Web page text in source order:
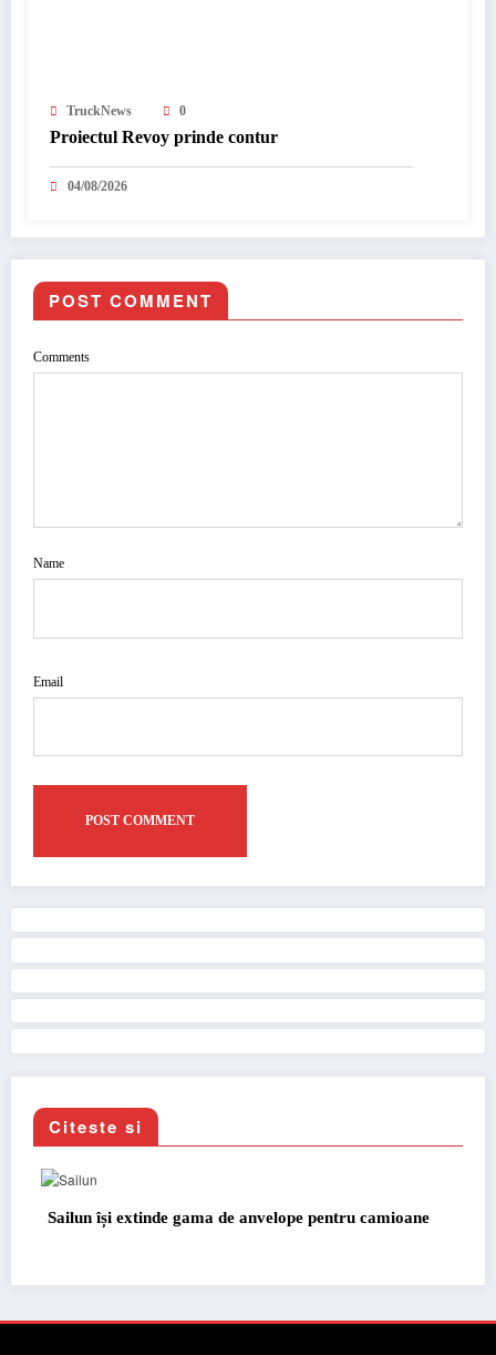
TruckNews 0
Proiectul Revoy prinde contur
04/08/2026
POST COMMENT
Comments
Name
Email
Citeste si
își extinde gama de anvelope pentru camioane